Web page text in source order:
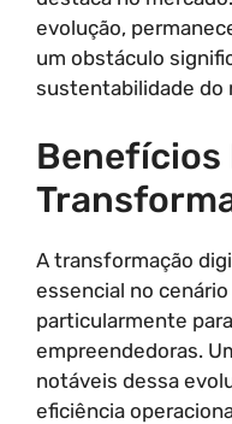
evolução,
um obstáculo
sustentabilidade do
Benefícios
A transformação
essencial no
particularmente
empreendedoras.
notáveis dessa
eficiência